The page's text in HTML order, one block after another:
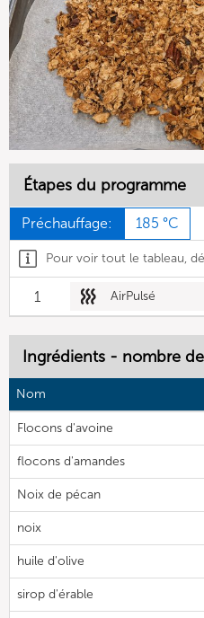
Étapes du programme
Préchauffage: 185 °C
Pour voir tout le tableau,
1 AirPulsé
Ingrédients - nombre
Nom
Flocons d'avoine
flocons d'amandes
Noix de pécan
noix
huile d'olive
sirop d'érable